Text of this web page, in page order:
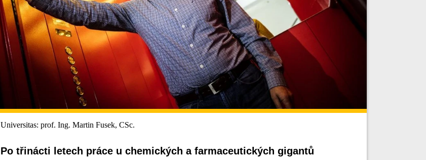
Universitas: prof. Ing. Martin Fusek, CSc.
Po třinácti letech práce u chemických a farmaceutických gigantů